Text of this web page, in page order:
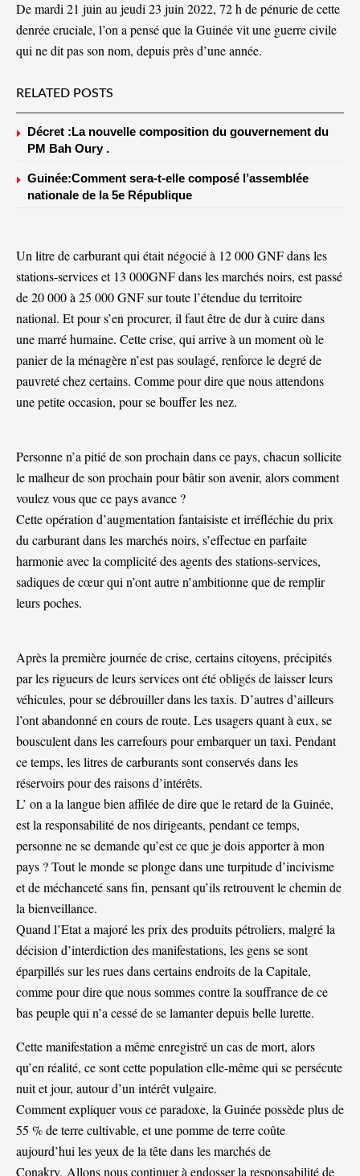
De mardi 21 juin au jeudi 23 juin 2022, 72 h de pénurie de cette
denrée cruciale, l’on a pensé que la Guinée vit une guerre civile
qui ne dit pas son nom, depuis près d’une année.
RELATED POSTS
Décret :La nouvelle composition du gouvernement du
PM Bah Oury .
Guinée:Comment sera-t-elle composé l’assemblée
nationale de la 5e République
Un litre de carburant qui était négocié à 12 000 GNF dans les
stations-services et 13 000GNF dans les marchés noirs, est passé
de 20 000 à 25 000 GNF sur toute l’étendue du territoire
national. Et pour s’en procurer, il faut être de dur à cuire dans
une marré humaine. Cette crise, qui arrive à un moment où le
panier de la ménagère n’est pas soulagé, renforce le degré de
pauvreté chez certains. Comme pour dire que nous attendons
une petite occasion, pour se bouffer les nez.
Personne n’a pitié de son prochain dans ce pays, chacun sollicite
le malheur de son prochain pour bâtir son avenir, alors comment
voulez vous que ce pays avance ?
Cette opération d’augmentation fantaisiste et irréfléchie du prix
du carburant dans les marchés noirs, s’effectue en parfaite
harmonie avec la complicité des agents des stations-services,
sadiques de cœur qui n’ont autre n’ambitionne que de remplir
leurs poches.
Après la première journée de crise, certains citoyens, précipités
par les rigueurs de leurs services ont été obligés de laisser leurs
véhicules, pour se débrouiller dans les taxis. D’autres d’ailleurs
l’ont abandonné en cours de route. Les usagers quant à eux, se
bousculent dans les carrefours pour embarquer un taxi. Pendant
ce temps, les litres de carburants sont conservés dans les
réservoirs pour des raisons d’intérêts.
L’ on a la langue bien affilée de dire que le retard de la Guinée,
est la responsabilité de nos dirigeants, pendant ce temps,
personne ne se demande qu’est ce que je dois apporter à mon
pays ? Tout le monde se plonge dans une turpitude d’incivisme
et de méchanceté sans fin, pensant qu’ils retrouvent le chemin de
la bienveillance.
Quand l’Etat a majoré les prix des produits pétroliers, malgré la
décision d’interdiction des manifestations, les gens se sont
éparpillés sur les rues dans certains endroits de la Capitale,
comme pour dire que nous sommes contre la souffrance de ce
bas peuple qui n’a cessé de se lamanter depuis belle lurette.
Cette manifestation a même enregistré un cas de mort, alors
qu’en réalité, ce sont cette population elle-même qui se persécute
nuit et jour, autour d’un intérêt vulgaire.
Comment expliquer vous ce paradoxe, la Guinée possède plus de
55 % de terre cultivable, et une pomme de terre coûte
aujourd’hui les yeux de la tête dans les marchés de
Conakry. Allons nous continuer à endosser la responsabilité de